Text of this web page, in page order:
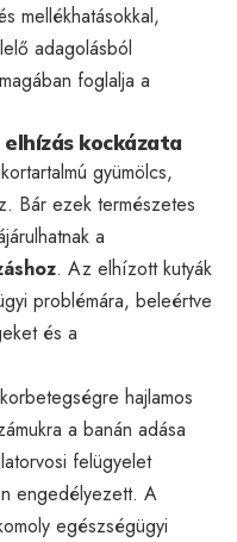
mellékhatásokkal,
adagolásból
foglalja a
kockázata
gyümölcs,
Bár ezek természetes
a
. Az elhízott kutyák
problémára, beleértve
és a
hajlamos
a banán adása
felügyelet
engedélyezett. A
egészségügyi